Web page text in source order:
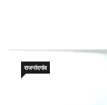
राजनांदगांव